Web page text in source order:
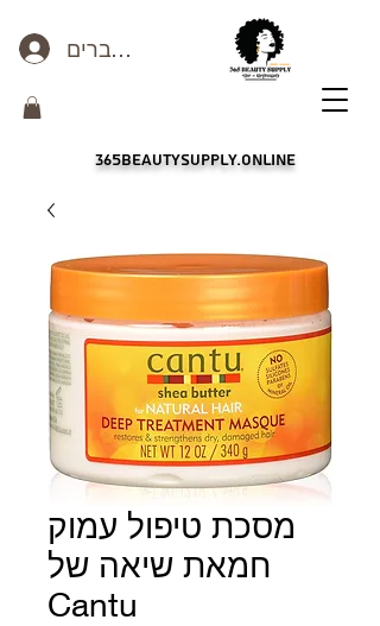
כניסה לחברים
365beautysupply.online
מסכת טיפול עמוק
חמאת שיאה של
Cantu